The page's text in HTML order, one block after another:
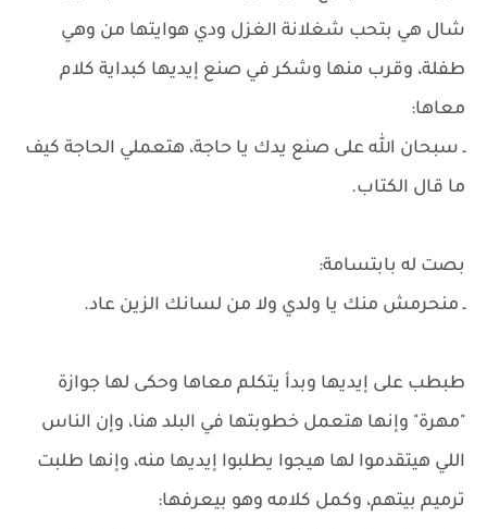
شال هي بتحب شغلانة الغزل ودي هوايتها من وهي
طفلة، وقرب منها وشكر في صنع إيديها كبداية كلام
معاها:
ـ سبحان الله على صنع يدك يا حاجة، هتعملي الحاجة كيف
ما قال الكتاب.
بصت له بابتسامة:
ـ منحرمش منك يا ولدي ولا من لسانك الزين عاد.
طبطب على إيديها وبدأ يتكلم معاها وحكى لها جوازة
"مهرة" وإنها هتعمل خطوبتها في البلد هنا، وإن الناس
اللي هيتقدموا لها هيجوا يطلبوا إيديها منه، وإنها طلبت
ترميم بيتهم، وكمل كلامه وهو بيعرفها: